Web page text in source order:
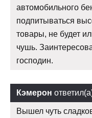
автомобильного
подпитываться
товары, не будет
чушь.
господин.
Кэмерон
Вышел чуть